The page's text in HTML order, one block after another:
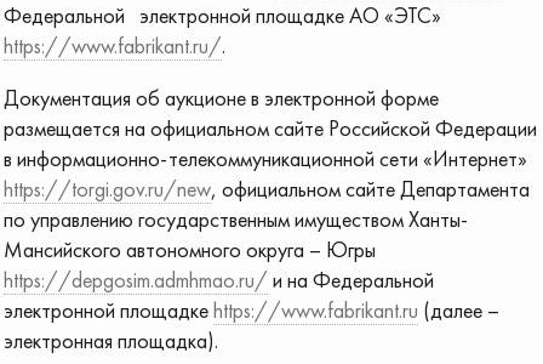
Федеральной электронной площадке АО «ЭТС»
https://www.fabrikant.ru/.
Документация об аукционе в электронной форме
размещается на официальном сайте Российской Федерации
в информационно-телекоммуникационной сети «Интернет»
https://torgi.gov.ru/new, официальном сайте Департамента
по управлению государственным имуществом Ханты-
Мансийского автономного округа – Югры
https://depgosim.admhmao.ru/ и на Федеральной
электронной площадкеhttps://www.fabrikant.ru (далее –
электронная площадка).